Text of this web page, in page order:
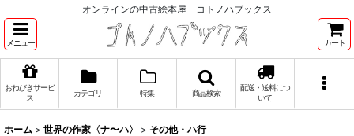
オンラインの中古絵本屋 コトノハブックス
メニュー カート
おねびきサービ
ス
カテゴリ 特集 商品検索
配送・送料につ
いて
ホーム > 世界の作家〈ナ〜ハ〉 > その他・ハ行